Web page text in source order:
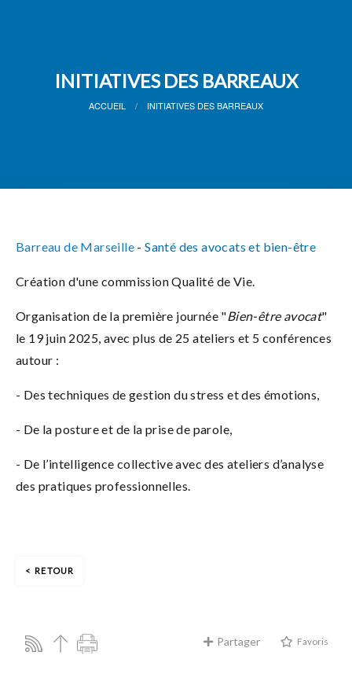
INITIATIVES DES BARREAUX
ACCUEIL INITIATIVES DES BARREAUX
Barreau de Marseille -Santé des avocats et bien-être
Création d'une commission Qualité de Vie.
Organisation de la première journée "Bien-être avocat"
le 19 juin 2025, avec plus de 25 ateliers et 5 conférences
autour :
- Des techniques de gestion du stress et des émotions,
- De la posture et de la prise de parole,
- De l’intelligence collective avec des ateliers d’analyse
des pratiques professionnelles.
RETOUR
Partager Favoris